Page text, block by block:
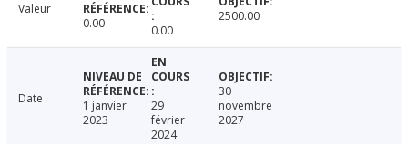
Valeur
0.00
0.00
2500.00
Date
1 janvier
2023
29
février
2024
30
novembre
2027